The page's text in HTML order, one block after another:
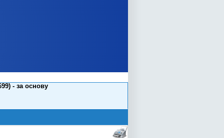
- за основу